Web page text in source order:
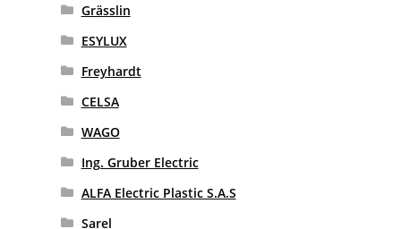
Grässlin
ESYLUX
Freyhardt
CELSA
WAGO
Ing. Gruber Electric
ALFA Electric Plastic S.A.S
Sarel